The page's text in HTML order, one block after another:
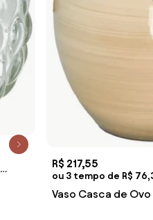
R$ 217,55
ou 3 tempo de R$
Vaso Casca de